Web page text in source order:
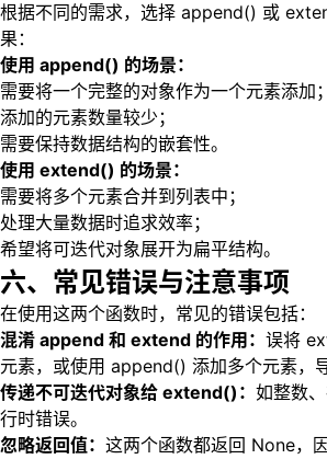
根据不同的需求，选择 append() 或
果：
使用 append() 的场景：
需要将一个完整的对象作为一个元素添加；
添加的元素数量较少；
需要保持数据结构的嵌套性。
使用 extend() 的场景：
需要将多个元素合并到列表中；
处理大量数据时追求效率；
希望将可迭代对象展开为扁平结构。
六、常见错误与注意事项
在使用这两个函数时，常见的错误包括：
混淆 append 和 extend 的作用： 误将
元素，或使用 append() 添加多个元素，
传递不可迭代对象给 extend()： 如整数
行时错误。
忽略返回值： 这两个函数都返回 None，